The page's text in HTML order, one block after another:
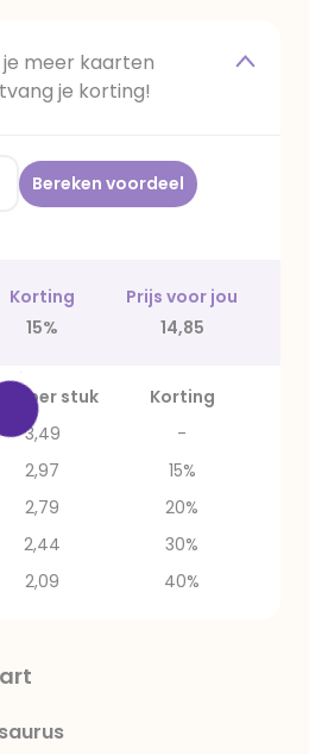
meer kaarten
je korting!
Bereken voordeel
Korting
Prijs voor jou
15% 14,85
per stuk
Korting
3,49
-
2,97
15%
2,79
20%
2,44
30%
2,09 40%